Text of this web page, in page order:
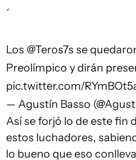
Los @Teros7s se
Preolímpico y dirán
pic.twitter.com/
— Agustín Basso
Así se forjó lo de este fin
estos luchadores,
lo bueno que eso